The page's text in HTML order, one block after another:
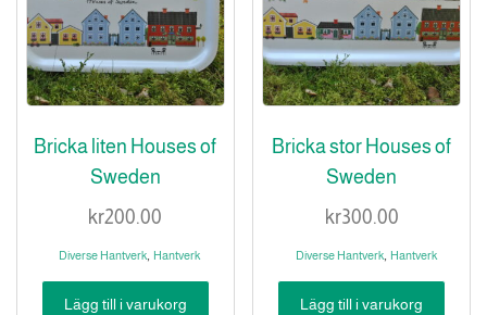
Bricka liten Houses of
Sweden
kr200.00
Diverse Hantverk Hantverk
Lägg till i varukorg
Bricka stor Houses of
Sweden
kr300.00
Diverse Hantverk, Hantverk
Lägg till i varukorg